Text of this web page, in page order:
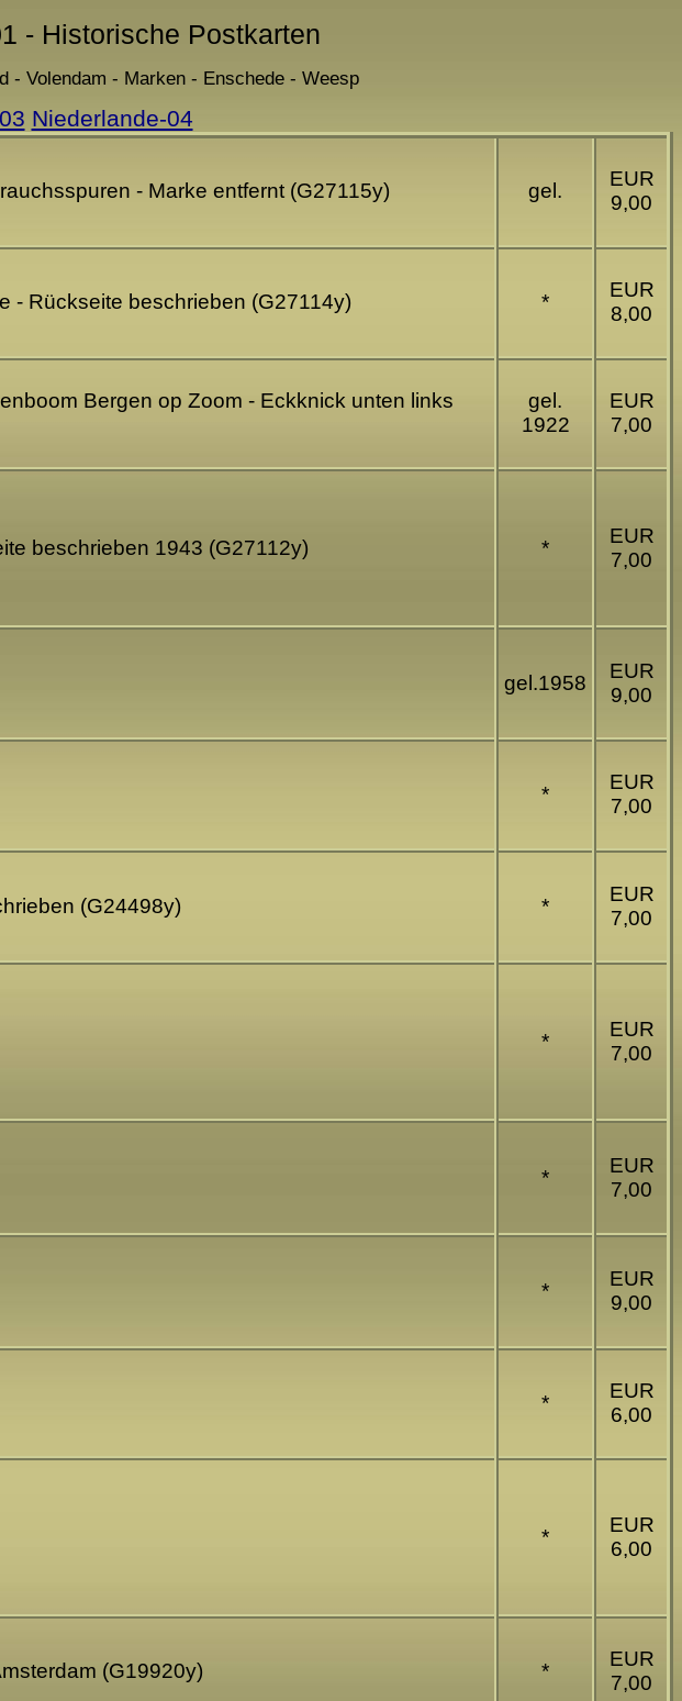
- Historische Postkarten
- Volendam - Marken - Enschede - Weesp
Niederlande-04
- Marke entfernt (G27115y) gel.
EUR
9,00
- Rückseite beschrieben (G27114y) *
EUR
8,00
Bergen op Zoom - Eckknick unten links
gel.
1922
EUR
7,00
beschrieben 1943 (G27112y) *
EUR
7,00
gel.1958
EUR
9,00
*
EUR
7,00
(G24498y) *
EUR
7,00
*
EUR
7,00
*
EUR
7,00
*
EUR
9,00
*
EUR
6,00
*
EUR
6,00
(G19920y) *
EUR
7,00